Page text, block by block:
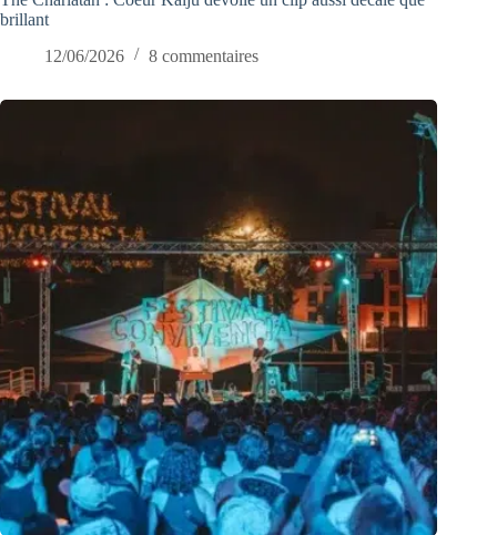
brillant
12/06/2026
8 commentaires